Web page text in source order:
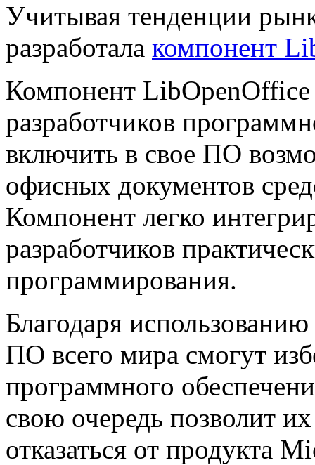
Учитывая тенденции
разработала компонент
Компонент LibOpenOffice
разработчиков
включить в свое ПО
офисных документов
Компонент легко
разработчиков
программирования.
Благодаря
ПО всего мира смогут
программного
свою очередь позволит
отказаться от продукта